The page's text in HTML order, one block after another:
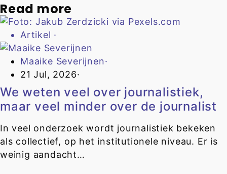
Read more
Artikel ·
Maaike Severijnen·
21 Jul, 2026·
We weten veel over journalistiek,
maar veel minder over de journalist
In veel onderzoek wordt journalistiek bekeken
als collectief, op het institutionele niveau. Er is
weinig aandacht…